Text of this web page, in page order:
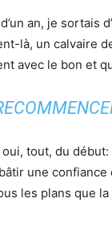
an, je sortais
là, un calvaire
avec le bon et
oui, tout, du début:
une
les plans que